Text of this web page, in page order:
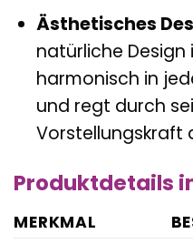
Ästhetisches
natürliche Design
harmonisch in
und regt durch
Vorstellungskraft
Produktdetails
MERKMAL